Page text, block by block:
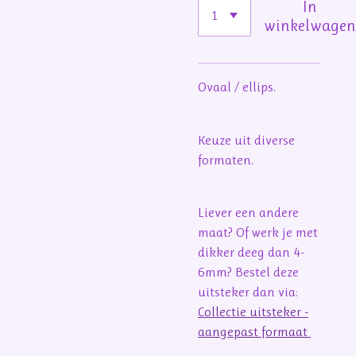
In
winkelwagen
Ovaal / ellips.
Keuze uit diverse
formaten.
Liever een andere
maat? Of werk je met
dikker deeg dan 4-
6mm? Bestel deze
uitsteker dan via:
Collectie uitsteker -
aangepast formaat